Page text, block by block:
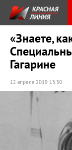
«Знаете,
Гагарине
12 апреля 2019 13:30